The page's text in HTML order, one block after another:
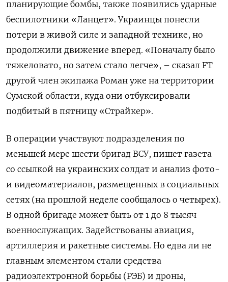
планирующие бомбы, также появились ударные
беспилотники «Ланцет». Украинцы понесли
потери в живой силе и западной технике, но
продолжили движение вперед. «Поначалу было
тяжеловато, но затем стало легче», – сказал FT
другой член экипажа Роман уже на территории
Сумской области, куда они отбуксировали
подбитый в пятницу «Страйкер».
В операции участвуют подразделения по
меньшей мере шести бригад ВСУ, пишет газета
со ссылкой на украинских солдат и анализ фото-
и видеоматериалов, размещенных в социальных
сетях (на прошлой неделе сообщалось о четырех).
В одной бригаде может быть от 1 до 8 тысяч
военнослужащих. Задействованы авиация,
артиллерия и ракетные системы. Но едва ли не
главным элементом стали средства
радиоэлектронной борьбы (РЭБ) и дроны,